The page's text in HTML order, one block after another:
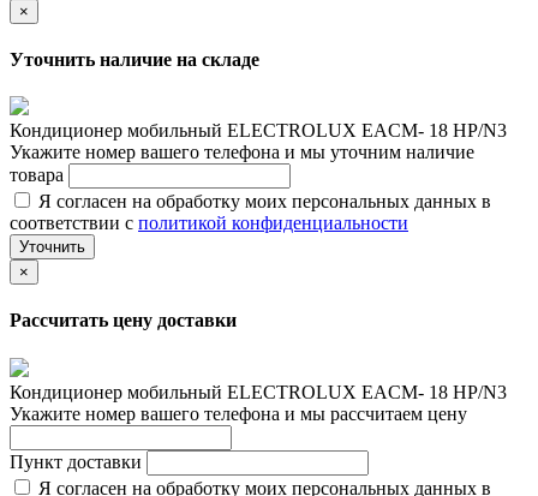
×
Уточнить наличие на складе
Кондиционер мобильный ELECTROLUX EACM- 18 НP/N3
Укажите номер вашего телефона и мы уточним наличие
товара
Я согласен на обработку моих персональных данных в
соответствии с политикой конфиденциальности
Уточнить
×
Рассчитать цену доставки
Кондиционер мобильный ELECTROLUX EACM- 18 НP/N3
Укажите номер вашего телефона и мы рассчитаем цену
Пункт доставки
Я согласен на обработку моих персональных данных в